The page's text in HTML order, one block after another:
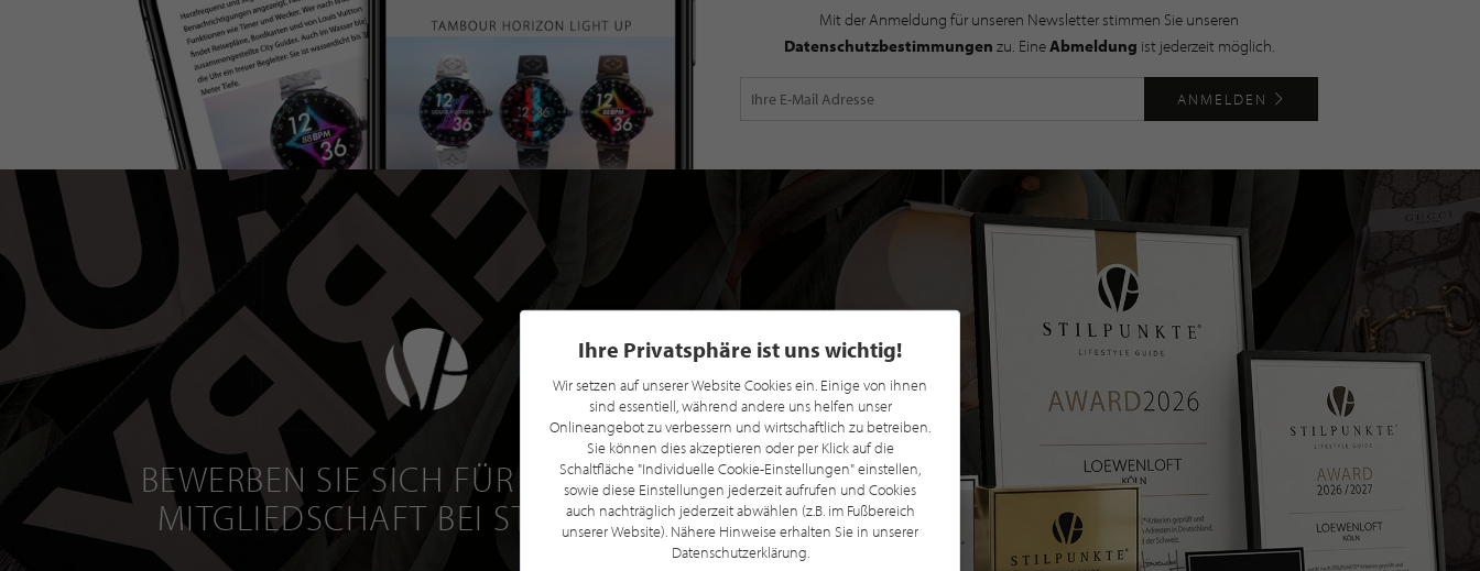
Mit der Anmeldung für unseren Newsletter stimmen Sie unseren
Datenschutzbestimmungen zu. EineAbmeldung ist jederzeit möglich.
ANMELDEN
BEWERBEN SIE SICH FÜR EINE GRATIS
MITGLIEDSCHAFT BEI STILPUNKTE®
Ihre Privatsphäre ist uns wichtig!
Wir setzen auf unserer Website Cookies ein. Einige von ihnen
sind essentiell, während andere uns helfen unser
Onlineangebot zu verbessern und wirtschaftlich zu betreiben.
Sie können dies akzeptieren oder per Klick auf die
Schaltfläche "Individuelle Cookie-Einstellungen" einstellen,
sowie diese Einstellungen jederzeit aufrufen und Cookies
auch nachträglich jederzeit abwählen (z.B. im Fußbereich
unserer Website). Nähere Hinweise erhalten Sie in unserer
Datenschutzerklärung.